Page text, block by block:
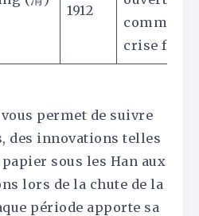
1912
crise
permet de suivre
des innovations telles
sous les Han aux
lors de la chute de la
période apporte sa